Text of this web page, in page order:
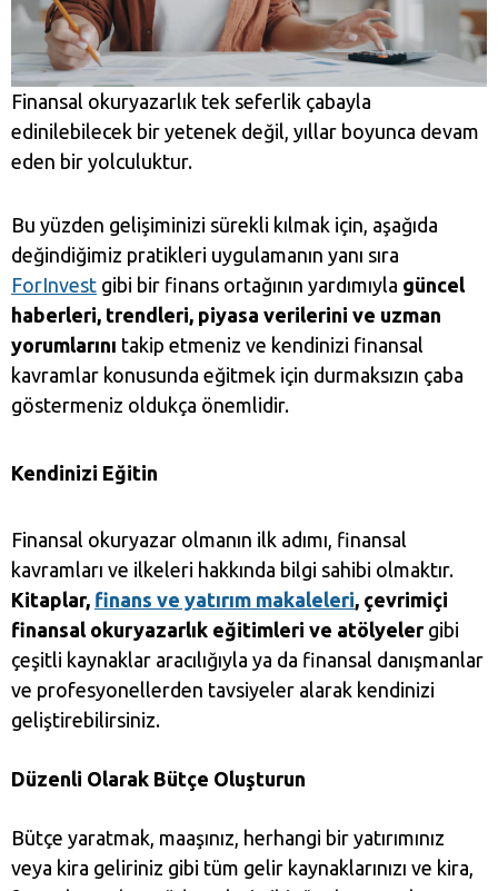
Finansal okuryazarlık tek seferlik çabayla
edinilebilecek bir yetenek değil, yıllar boyunca devam
eden bir yolculuktur.
Bu yüzden gelişiminizi sürekli kılmak için, aşağıda
değindiğimiz pratikleri uygulamanın yanı sıra
ForInvest gibi bir finans ortağının yardımıyla güncel
haberleri, trendleri, piyasa verilerini ve uzman
yorumlarını takip etmeniz ve kendinizi finansal
kavramlar konusunda eğitmek için durmaksızın çaba
göstermeniz oldukça önemlidir.
Kendinizi Eğitin
Finansal okuryazar olmanın ilk adımı, finansal
kavramları ve ilkeleri hakkında bilgi sahibi olmaktır.
Kitaplar, finans ve yatırım makaleleri, çevrimiçi
finansal okuryazarlık eğitimleri ve atölyelergibi
çeşitli kaynaklar aracılığıyla ya da finansal danışmanlar
ve profesyonellerden tavsiyeler alarak kendinizi
geliştirebilirsiniz.
Düzenli Olarak Bütçe Oluşturun
Bütçe yaratmak, maaşınız, herhangi bir yatırımınız
veya kira geliriniz gibi tüm gelir kaynaklarınızı ve kira,